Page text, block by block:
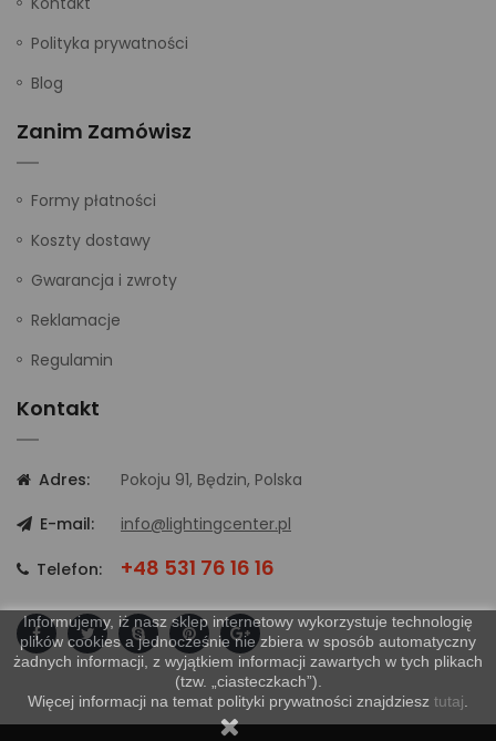
Informujemy, iż nasz sklep internetowy wykorzystuje technologię
plików cookies a jednocześnie nie zbiera w sposób automatyczny
żadnych informacji, z wyjątkiem informacji zawartych w tych plikach
(tzw. „ciasteczkach”).
Więcej informacji na temat polityki prywatności znajdziesz tutaj
Polityka prywatności
Blog
Zanim Zamówisz
Formy płatności
Koszty dostawy
Gwarancja i zwroty
Reklamacje
Regulamin
Kontakt
Adres:
Pokoju 91, Będzin, Polska
E-mail:
info@lightingcenter.pl
Telefon: +48 531 76 16 16